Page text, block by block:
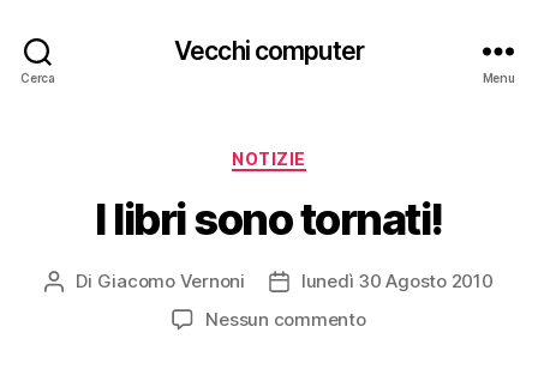
Cerca
Vecchi computer
Menu
Categorie
NOTIZIE
I libri sono tornati!
Autore
Di Giacomo Vernoni
Datalunedì 30 Agosto 2010
Nessun commentosu